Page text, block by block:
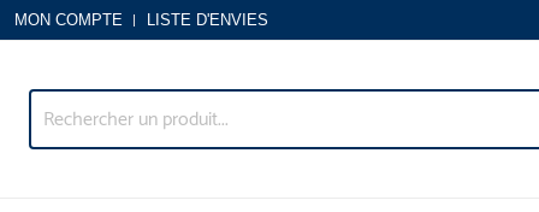
MON COMPTE LISTE D'ENVIES